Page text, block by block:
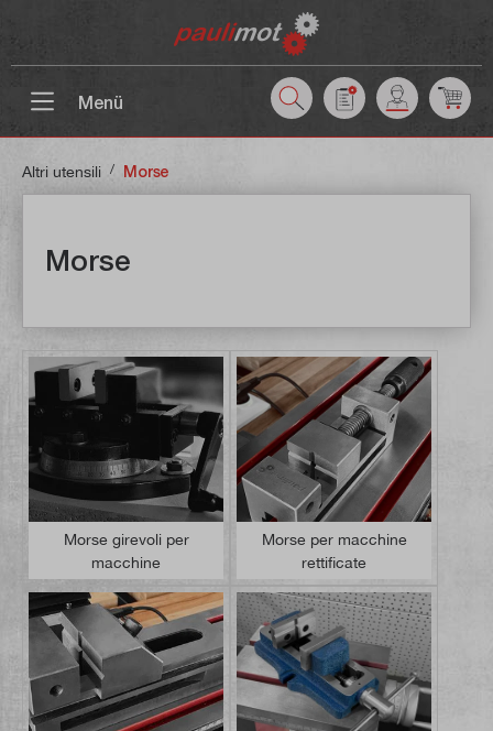
Menü
Altri utensili / Morse
Morse
Morse girevoli per
macchine
Morse per macchine
rettificate